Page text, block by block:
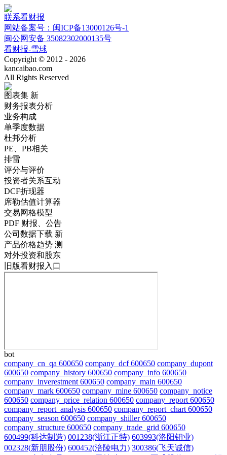
联系看财报
网站备案号：闽ICP备13000126号-1
闽公网安备 35082302000135号
看财报-雪球
Copyright © 2012 - 2026
kancaibao.com
All Rights Reserved
图表集 新
财务报表分析
业务构成
单季度数据
杜邦分析
PE、PB相关
排雷
评分与评价
投资者关系互动
DCF折现器
席勒估值计算器
交易网格模型
PDF 财报、公告
公司数据下载 新
产品价格趋势 测
对外投资和股东
旧版看财报入口
bot
company_cn_qa 600650 company_dcf 600650 company_dupont
600650 company_history 600650 company_info 600650
company_inverestment 600650 company_main 600650
company_mark 600650 company_mine 600650 company_notice
600650 company_price_relation 600650 company_report 600650
company_report_analysis 600650 company_report_chart 600650
company_season 600650 company_shiller 600650
company_structure 600650 company_trade_grid 600650
600499(科达制造) 001238(浙江正特) 603993(洛阳钼业)
002328(新朋股份) 600452(涪陵电力) 300386(飞天诚信)